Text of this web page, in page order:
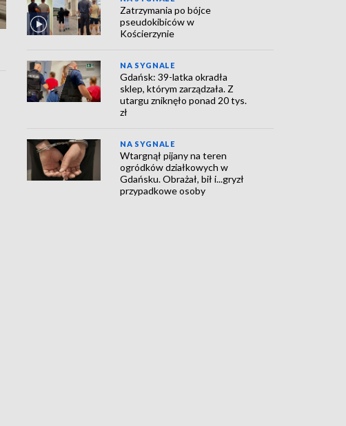
Zatrzymania po bójce
pseudokibiców w
Kościerzynie
NA SYGNALE
Gdańsk: 39-latka okradła
sklep, którym zarządzała. Z
utargu zniknęło ponad 20 tys.
zł
NA SYGNALE
Wtargnął pijany na teren
ogródków działkowych w
Gdańsku. Obrażał, bił i...gryzł
przypadkowe osoby